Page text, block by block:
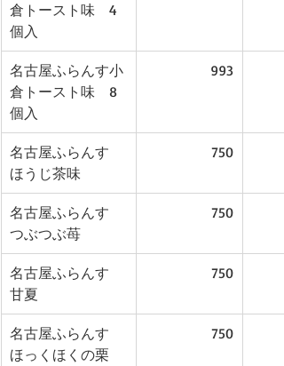
倉トースト味　4
個入
名古屋ふらんす小
倉トースト味　8
個入
993
名古屋ふらんす
ほうじ茶味
750
名古屋ふらんす
つぶつぶ苺
750
名古屋ふらんす
甘夏
750
名古屋ふらんす
ほっくほくの栗
750